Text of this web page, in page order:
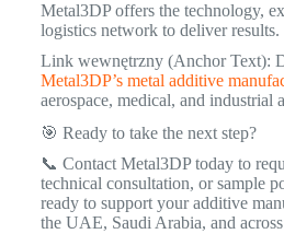
Metal3DP offers the technology,
logistics network to deliver results.
Link wewnętrzny (Anchor Text):
Metal3DP’s metal additive
aerospace, medical, and industrial
🎯 Ready to take the next step?
📞 Contact Metal3DP today to
technical consultation, or sample
ready to support your additive
the UAE, Saudi Arabia, and